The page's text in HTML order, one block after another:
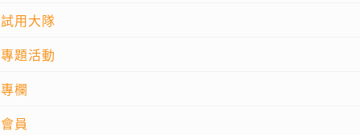
試用大隊
專題活動
專欄
會員